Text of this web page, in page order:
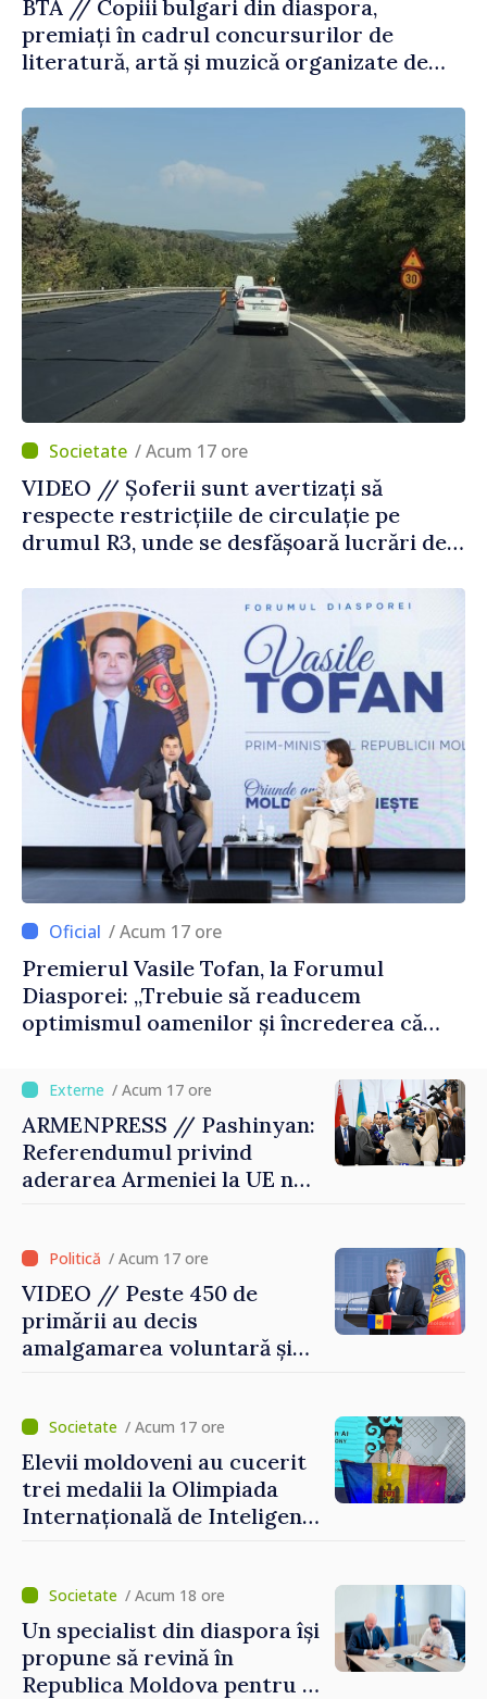
BTA // Copiii bulgari din diaspora,
premiați în cadrul concursurilor de
literatură, artă și muzică organizate de
Străinătate
/ Acum 17 ore
VIDEO // Șoferii sunt avertizați să
respecte restricțiile de circulație pe
drumul R3, unde se desfășoară lucrări de
/ Acum 17 ore
Premierul Vasile Tofan, la Forumul
Diasporei: „Trebuie să readucem
optimismul oamenilor și încrederea că
corectă”
/ Acum 17 ore
ARMENPRESS // Pashinyan:
Referendumul privind
aderarea Armeniei la UE nu
/ Acum 17 ore
VIDEO // Peste 450 de
primării au decis
amalgamarea voluntară și
Grosu: „Este important să
depășim blocajele și să dăm o
șansă localităților să se
dezvolte”
/ Acum 17 ore
Elevii moldoveni au cucerit
trei medalii la Olimpiada
Internațională de Inteligență
/ Acum 18 ore
Un specialist din diaspora își
propune să revină în
Republica Moldova pentru a